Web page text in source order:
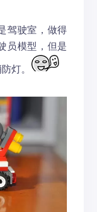
驾驶室，做得
员模型，但是
灯。